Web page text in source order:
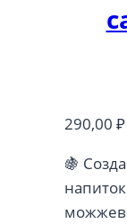
290,00 ₽
🍇